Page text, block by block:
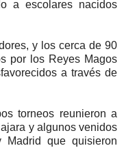
a escolares nacidos
y l os cerca de 90
por los Reyes Magos
a través de
torneos reunieron a
y algunos venidos
Madrid que quisieron